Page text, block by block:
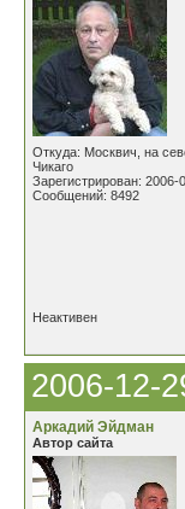
Откуда: Москвич, на
Чикаго
Зарегистрирован: 2006-
Сообщений: 8492
Неактивен
2006-12-
Аркадий Эйдман
Автор сайта